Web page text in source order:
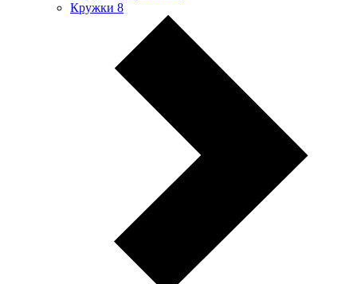
Кружки 8